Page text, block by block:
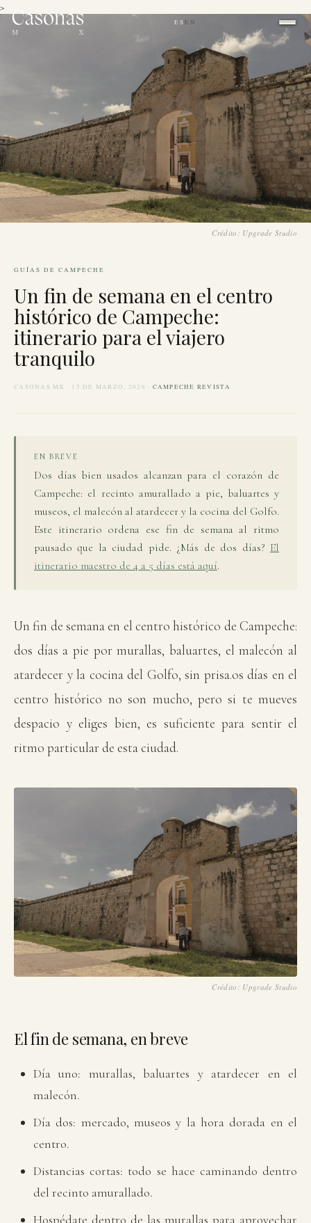
>
ES EN
Crédito: Upgrade Studio
GUÍAS DE CAMPECHE
Un fin de semana en el centro
histórico de Campeche:
itinerario para el viajero
tranquilo
CASONAS MX · 15 DE MARZO, 2026 · CAMPECHE REVISTA
EN BREVE
Dos días bien usados alcanzan para el corazón de
Campeche: el recinto amurallado a pie, baluartes y
museos, el malecón al atardecer y la cocina del Golfo.
Este itinerario ordena ese fin de semana al ritmo
pausado que la ciudad pide. ¿Más de dos días? El
itinerario maestro de 4 a 5 días está aquí.
Un fin de semana en el centro histórico de Campeche:
dos días a pie por murallas, baluartes, el malecón al
atardecer y la cocina del Golfo, sin prisa.os días en el
centro histórico no son mucho, pero si te mueves
despacio y eliges bien, es suficiente para sentir el
ritmo particular de esta ciudad.
Crédito: Upgrade Studio
El fin de semana, en breve
Día uno: murallas, baluartes y atardecer en el
malecón.
Día dos: mercado, museos y la hora dorada en el
centro.
Distancias cortas: todo se hace caminando dentro
del recinto amurallado.
Hospédate dentro de las murallas para aprovechar